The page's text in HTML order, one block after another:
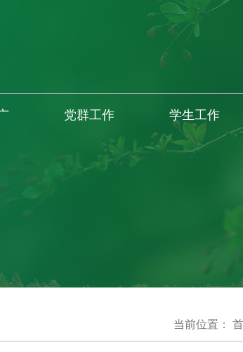
党群工作 学生工作
当前位置：